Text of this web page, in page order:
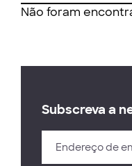
Não foram
Subscreva a